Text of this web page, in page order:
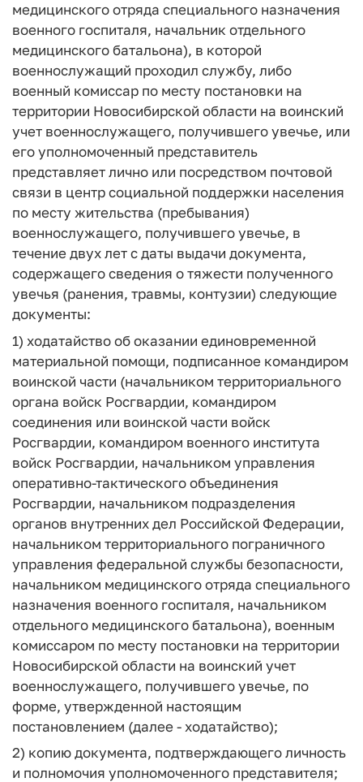
медицинского отряда специального назначения
военного госпиталя, начальник отдельного
медицинского батальона), в которой
военнослужащий проходил службу, либо
военный комиссар по месту постановки на
территории Новосибирской области на воинский
учет военнослужащего, получившего увечье, или
его уполномоченный представитель
представляет лично или посредством почтовой
связи в центр социальной поддержки населения
по месту жительства (пребывания)
военнослужащего, получившего увечье, в
течение двух лет с даты выдачи документа,
содержащего сведения о тяжести полученного
увечья (ранения, травмы, контузии) следующие
документы:
1) ходатайство об оказании единовременной
материальной помощи, подписанное командиром
воинской части (начальником территориального
органа войск Росгвардии, командиром
соединения или воинской части войск
Росгвардии, командиром военного института
войск Росгвардии, начальником управления
оперативно-тактического объединения
Росгвардии, начальником подразделения
органов внутренних дел Российской Федерации,
начальником территориального пограничного
управления федеральной службы безопасности,
начальником медицинского отряда специального
назначения военного госпиталя, начальником
отдельного медицинского батальона), военным
комиссаром по месту постановки на территории
Новосибирской области на воинский учет
военнослужащего, получившего увечье, по
форме, утвержденной настоящим
постановлением (далее - ходатайство);
2) копию документа, подтверждающего личность
и полномочия уполномоченного представителя;